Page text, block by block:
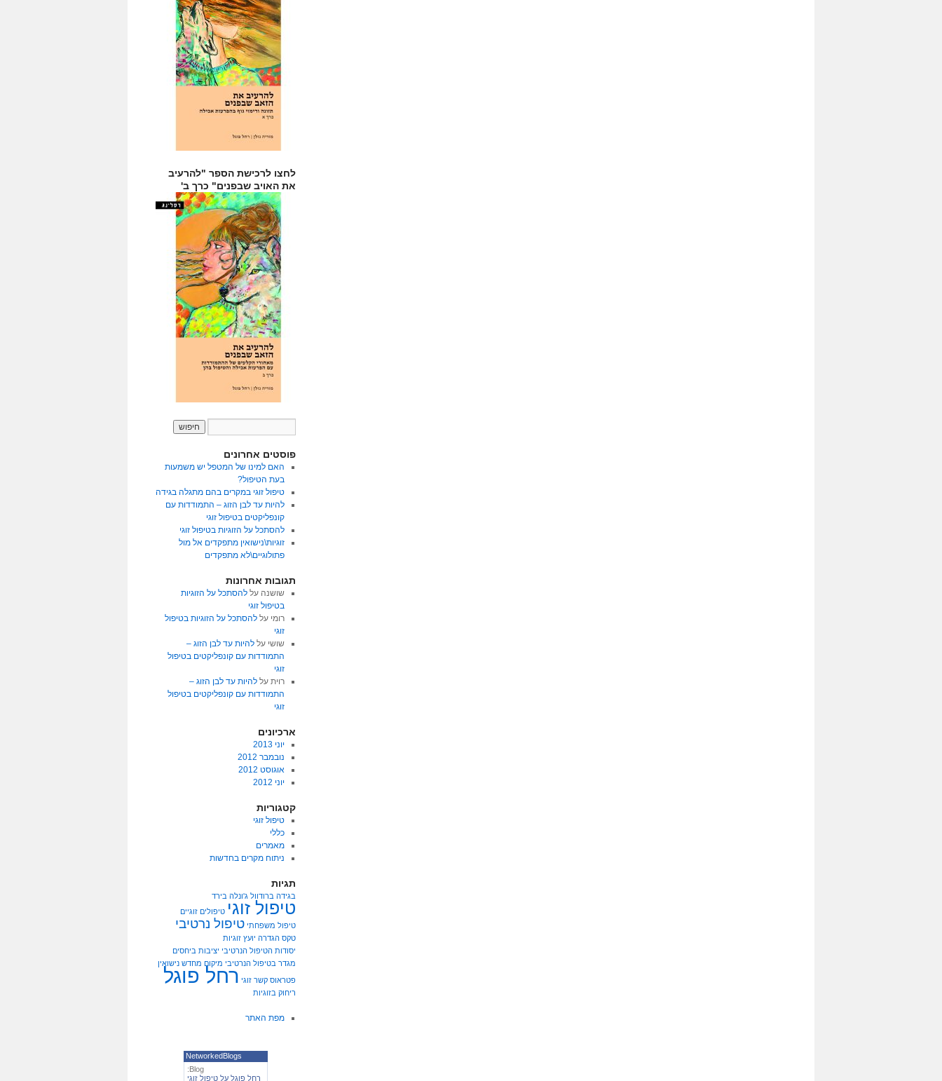
לחצו לרכישת הספר "להרעיב
את האויב שבפנים" כרך ב'
פוסטים אחרונים
האם למינו של המטפל יש משמעות
בעת הטיפול?
טיפול זוגי במקרים בהם מתגלה בגידה
להיות עד לבן הזוג – התמודדות עם
קונפליקטים בטיפול זוגי
להסתכל על הזוגיות בטיפול זוגי
זוגיות\נישואין מתפקדים אל מול
פתולוגיים\לא מתפקדים
תגובות אחרונות
שושנה על להסתכל על הזוגיות
בטיפול זוגי
רומי על להסתכל על הזוגיות בטיפול
זוגי
שושי על להיות עד לבן הזוג –
התמודדות עם קונפליקטים בטיפול
זוגי
רויתעל להיות עד לבן הזוג –
התמודדות עם קונפליקטים בטיפול
זוגי
ארכיונים
יוני 2013
נובמבר 2012
אוגוסט 2012
יוני 2012
קטגוריות
טיפול זוגי
כללי
מאמרים
ניתוח מקרים בחדשות
תגיות
בגידה ברודוול ג'ונלה בירד
טיפול זוגי טיפולים זוגיים
טיפול משפחתי טיפול נרטיבי
טקס הגדרה יועץ זוגיות
יסודות הטיפול הנרטיבי יציבות ביחסים
מגדר בטיפול הנרטיבי מיקום מחדש נישואין
פטראוס קשר זוגי רחל פוגל
ריחוק בזוגיות
מפת האתר
NetworkedBlogs
Blog:
רחל פוגל על טיפול זוגי